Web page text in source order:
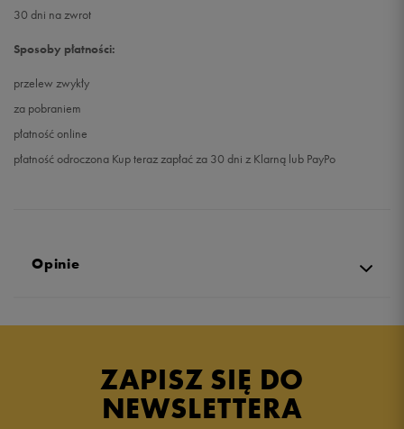
30 dni na zwrot
Sposoby płatności:
przelew zwykły
za pobraniem
płatność online
płatność odroczona Kup teraz zapłać za 30 dni z Klarną lub PayPo
Opinie
ZAPISZ SIĘ DO
NEWSLETTERA